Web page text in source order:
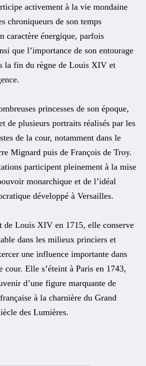
activement à la vie mondaine
chroniqueurs de son temps
caractère énergique, parfois
que l’importance de son entourage
la fin du règne de Louis XIV et
princesses de son époque,
de plusieurs portraits réalisés par les
de la cour, notamment dans le
Mignard puis de François de Troy.
participent pleinement à la mise
monarchique et de l’idéal
développé à Versailles.
de Louis XIV en 1715, elle conserve
dans les milieux princiers et
une influence importante dans
cour. Elle s’éteint à Paris en 1743,
d’une figure marquante de
à la charnière du Grand
des Lumières.